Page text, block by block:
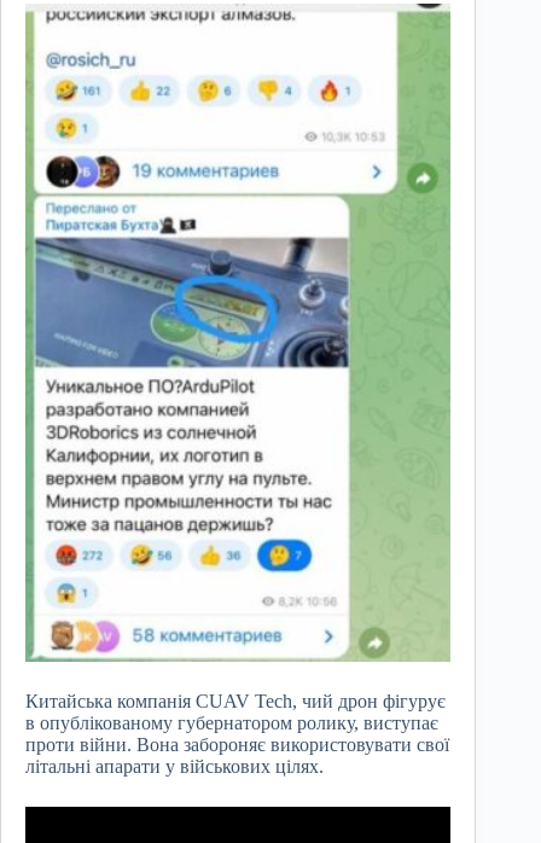
Китайська компанія CUAV Tech, чий дрон фігурує
в опублікованому губернатором ролику, виступає
проти війни. Вона забороняє використовувати свої
літальні апарати у військових цілях.